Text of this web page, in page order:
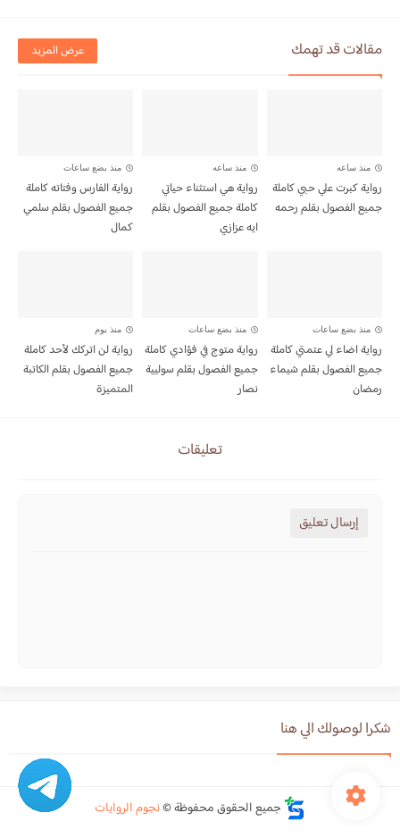
مقالات قد تهمك عرض المزيد
منذ ساعه
رواية كبرت علي حبي كاملة
جميع الفصول بقلم رحمه
منذ ساعه
رواية هي استثناء حياتي
كاملة جميع الفصول بقلم
ايه عزازي
منذ بضع ساعات
رواية الفارس وفتاته كاملة
جميع الفصول بقلم سلمي
كمال
منذ بضع ساعات
رواية اضاء لي عتمتي كاملة
جميع الفصول بقلم شيماء
رمضان
منذ بضع ساعات
رواية متوج في فؤادي كاملة
جميع الفصول بقلم سوليية
نصار
منذ يوم
رواية لن اتركك لأحد كاملة
جميع الفصول بقلم الكاتبة
المتميزة
تعليقات
إرسال تعليق
شكرا لوصولك الي هنا
جميع الحقوق محفوظة ©نجوم الروايات